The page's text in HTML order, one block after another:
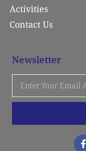
Activities
Contact Us
Newsletter